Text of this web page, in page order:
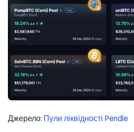
Джерело: Пули ліквідності Pendle